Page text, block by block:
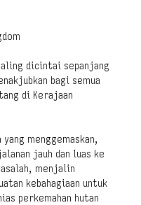
dicintai sepanjang
bagi semua
di Kerajaan
menggemaskan,
jauh dan luas ke
menjalin
kebahagiaan untuk
perkemahan hutan